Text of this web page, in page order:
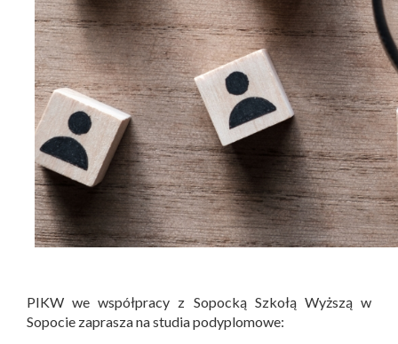
PIKW we współpracy z Sopocką Szkołą Wyższą w
Sopocie zaprasza na studia podyplomowe: